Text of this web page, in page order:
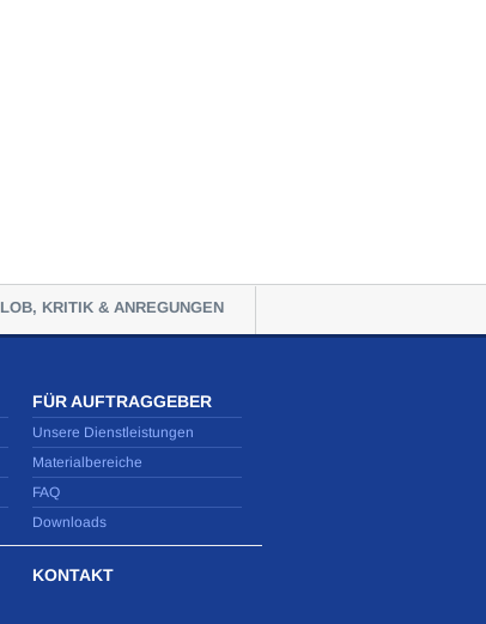
LOB, KRITIK & ANREGUNGEN
FÜR AUFTRAGGEBER
Unsere Dienstleistungen
Materialbereiche
FAQ
Downloads
KONTAKT